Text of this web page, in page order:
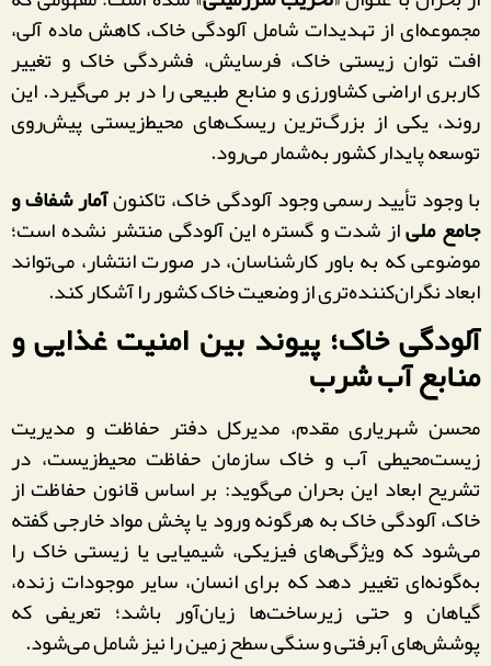
مجموعه‌ای از تهدیدات شامل آلودگی خاک، کاهش ماده آلی،
افت توان زیستی خاک، فرسایش، فشردگی خاک و تغییر
کاربری اراضی کشاورزی و منابع طبیعی را در بر می‌گیرد. این
روند، یکی از بزرگ‌ترین ریسک‌های محیط‌زیستی پیش‌روی
توسعه پایدار کشور به‌شمار می‌رود.
با وجود تأیید رسمی وجود آلودگی خاک، تاکنونآمار شفاف و
جامع ملیاز شدت و گستره این آلودگی منتشر نشده است؛
موضوعی که به باور کارشناسان، در صورت انتشار، می‌تواند
ابعاد نگران‌کننده‌تری از وضعیت خاک کشور را آشکار کند.
آلودگی خاک؛ پیوند بین امنیت غذایی و
منابع آب شرب
محسن شهریاری مقدم، مدیرکل دفتر حفاظت و مدیریت
زیست‌محیطی آب و خاک سازمان حفاظت محیط‌زیست، در
تشریح ابعاد این بحران می‌گوید: بر اساس قانون حفاظت از
خاک، آلودگی خاک به هرگونه ورود یا پخش مواد خارجی گفته
می‌شود که ویژگی‌های فیزیکی، شیمیایی یا زیستی خاک را
به‌گونه‌ای تغییر دهد که برای انسان، سایر موجودات زنده،
گیاهان و حتی زیرساخت‌ها زیان‌آور باشد؛ تعریفی که
پوشش‌های آبرفتی و سنگی سطح زمین را نیز شامل می‌شود.